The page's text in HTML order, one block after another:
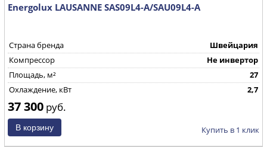
Energolux LAUSANNE SAS09L4-A/SAU09L4-A
Страна бренда
Швейцария
Компрессор
Не инвертор
Площадь, м²
27
Охлаждение, кВт
2,7
37 300 руб.
Купить в 1 клик